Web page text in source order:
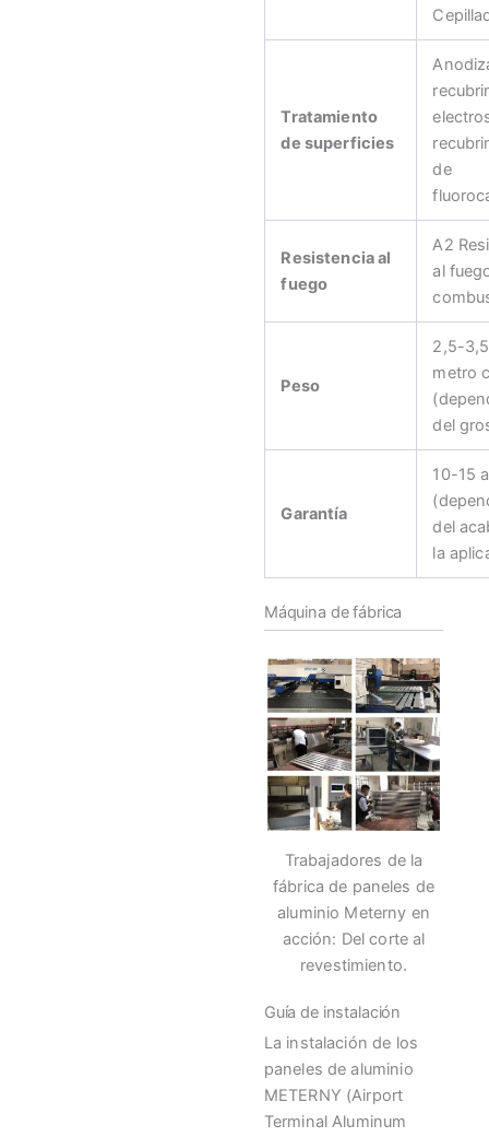
Tratamiento
de superficies
de
Resistencia al
fuego
A2
al
Peso
2,5-
metro
del
Garantía
10-15
del
la
Máquina de fábrica
Trabajadores de la
fábrica de paneles de
aluminio Meterny en
acción: Del corte al
revestimiento.
Guía de instalación
La instalación de los
paneles de aluminio
METERNY (Airport
Terminal Aluminum